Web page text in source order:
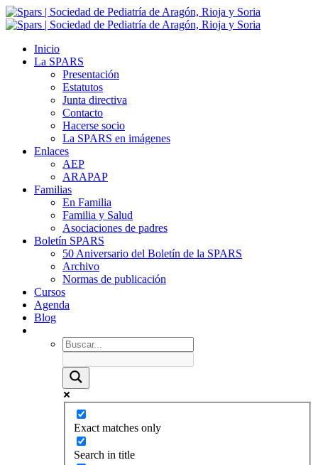
Inicio
La SPARS
Presentación
Estatutos
Junta directiva
Contacto
Hacerse socio
La SPARS en imágenes
Enlaces
AEP
ARAPAP
Familias
En Familia
Familia y Salud
Asociaciones de padres
Boletín SPARS
50 Aniversario del Boletín de la SPARS
Archivo
Normas de publicación
Cursos
Agenda
Blog
Exact matches only
Search in title